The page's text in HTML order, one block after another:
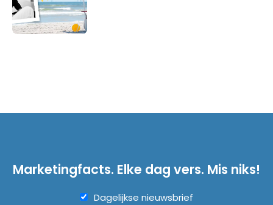
Marketingfacts. Elke dag vers. Mis niks!
Dagelijkse nieuwsbrief